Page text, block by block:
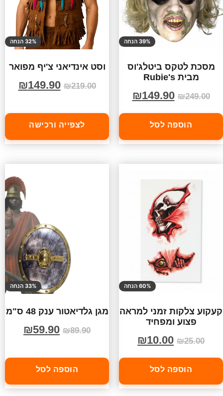
39% הנחה
מסכת לטקס ביטלג'וס
מבית Rubie's
₪249.00
₪149.90
הוספה לסל
32% הנחה
וסט אינדיאני צ'יף מפואר
₪219.00
₪149.90
לצפייה ורכישה
60% הנחה
קעקוע צלקות זמני למראה
פצוע ומפחיד
₪25.00
₪10.00
הוספה לסל
33% הנחה
מגן גלדיאטור ענק 48 ס"מ
₪89.90
₪59.90
הוספה לסל